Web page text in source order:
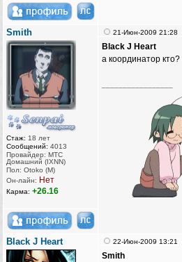
Smith
Стаж: 18 лет
Сообщений: 4013
Провайдер: МТС
Домашний (IXNN)
Пол: Otoko (M)
Он-лайн: Нет
Карма: +26.16
21-Июн-2009 21:28
Black J Heart
а координатор кто?
Black J Heart 22-Июн-2009 13:21
Smith